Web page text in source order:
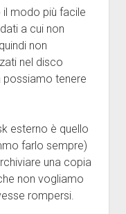
il modo più facile
a cui non
non
nel disco
tenere
esterno è quello
farlo sempre)
una copia
non vogliamo
rompersi.